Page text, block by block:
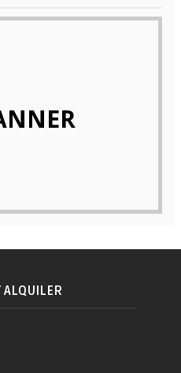
ALQUILER